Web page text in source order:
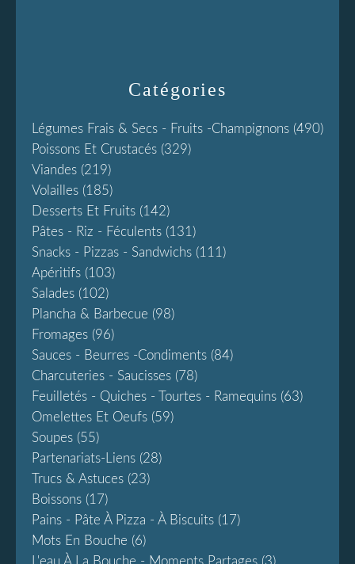
Catégories
Légumes Frais & Secs - Fruits -champignons (490)
Poissons Et Crustacés (329)
Viandes (219)
Volailles (185)
Desserts Et Fruits (142)
Pâtes - Riz - Féculents (131)
Snacks - Pizzas - Sandwichs (111)
Apéritifs (103)
Salades (102)
Plancha & Barbecue (98)
Fromages (96)
Sauces - Beurres -condiments (84)
Charcuteries - Saucisses (78)
Feuilletés - Quiches - Tourtes - Ramequins (63)
Omelettes Et Oeufs (59)
Soupes (55)
Partenariats-Liens (28)
Trucs & Astuces (23)
Boissons (17)
Pains - Pâte À Pizza - À Biscuits (17)
Mots En Bouche (6)
L'eau À La Bouche - Moments Partages (3)